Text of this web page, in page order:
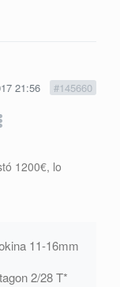
21:56 #145660
1200€, lo
11-16mm
2/28 T*